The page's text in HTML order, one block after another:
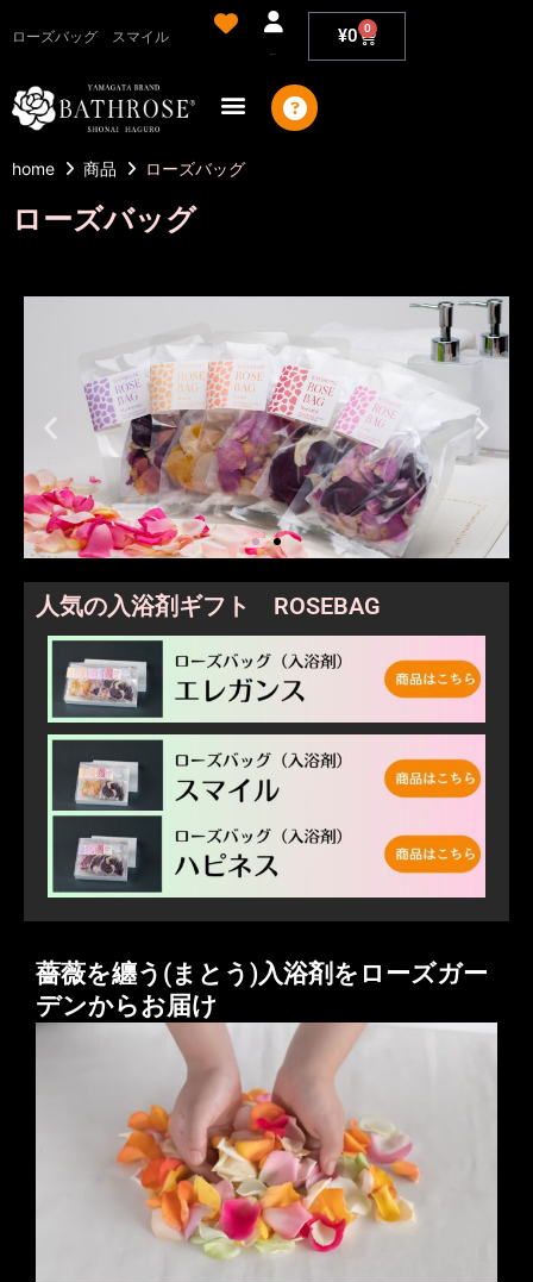
ローズバッグ スマイル ¥0 0
home 商品 ローズバッグ
ローズバッグ
人気の入浴剤ギフト ROSEBAG
薔薇を纏う(まとう)入浴剤をローズガー
デンからお届け